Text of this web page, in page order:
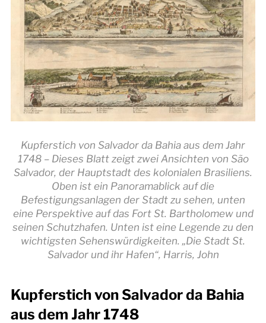
Kupferstich von Salvador da Bahia aus dem Jahr
1748 – Dieses Blatt zeigt zwei Ansichten von São
Salvador, der Hauptstadt des kolonialen Brasiliens.
Oben ist ein Panoramablick auf die
Befestigungsanlagen der Stadt zu sehen, unten
eine Perspektive auf das Fort St. Bartholomew und
seinen Schutzhafen. Unten ist eine Legende zu den
wichtigsten Sehenswürdigkeiten. „Die Stadt St.
Salvador und ihr Hafen“, Harris, John
Kupferstich von Salvador da Bahia
aus dem Jahr 1748